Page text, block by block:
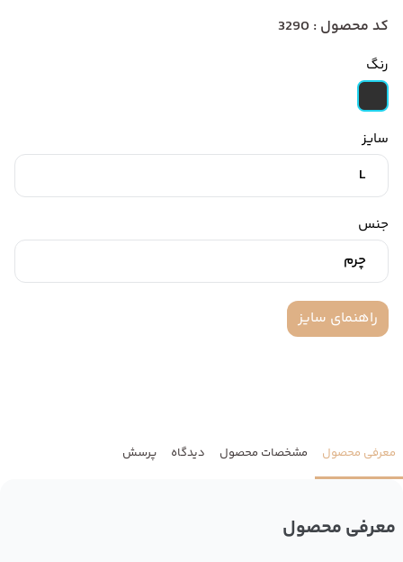
کد محصول : 3290
رنگ
سایز
L
جنس
چرم
راهنمای سایز
معرفی محصول مشخصات محصول دیدگاه پرسش
معرفی محصول